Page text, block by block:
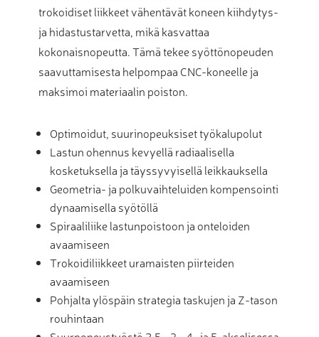
trokoidiset liikkeet vähentävät koneen kiihdytys-
ja hidastustarvetta, mikä kasvattaa
kokonaisnopeutta. Tämä tekee syöttönopeuden
saavuttamisesta helpompaa CNC-koneelle ja
maksimoi materiaalin poiston.
Optimoidut, suurinopeuksiset työkalupolut
Lastun ohennus kevyellä radiaalisella
kosketuksella ja täyssyvyisellä leikkauksella
Geometria- ja polkuvaihteluiden kompensointi
dynaamisella syötöllä
Spiraaliliike lastunpoistoon ja onteloiden
avaamiseen
Trokoidiliikkeet uramaisten piirteiden
avaamiseen
Pohjalta ylöspäin strategia taskujen ja Z-tason
rouhintaan